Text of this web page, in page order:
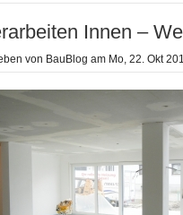
Innen –
von BauBlog am Mo, 22. Okt